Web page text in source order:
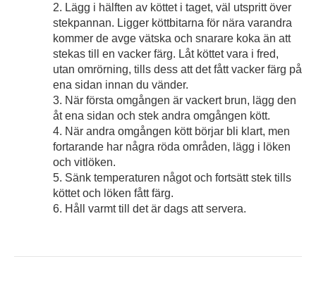
2. Lägg i hälften av köttet i taget, väl utspritt över
stekpannan. Ligger köttbitarna för nära varandra
kommer de avge vätska och snarare koka än att
stekas till en vacker färg. Låt köttet vara i fred,
utan omrörning, tills dess att det fått vacker färg på
ena sidan innan du vänder.
3. När första omgången är vackert brun, lägg den
åt ena sidan och stek andra omgången kött.
4. När andra omgången kött börjar bli klart, men
fortarande har några röda områden, lägg i löken
och vitlöken.
5. Sänk temperaturen något och fortsätt stek tills
köttet och löken fått färg.
6. Håll varmt till det är dags att servera.